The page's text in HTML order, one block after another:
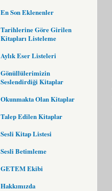
En Son Eklenenler
Tarihlerine Göre Girilen
Kitapları Listeleme
Aylık Eser Listeleri
Gönüllülerimizin
Seslendirdiği Kitaplar
Okunmakta Olan Kitaplar
Talep Edilen Kitaplar
Sesli Kitap Listesi
Sesli Betimleme
GETEM Ekibi
Hakkımızda